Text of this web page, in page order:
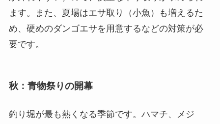
ます。また、夏場はエサ取り（小魚）も増えるた
め、硬めのダンゴエサを用意するなどの対策が必
要です。
秋：青物祭りの開幕
釣り堀が最も熱くなる季節です。ハマチ、メジ